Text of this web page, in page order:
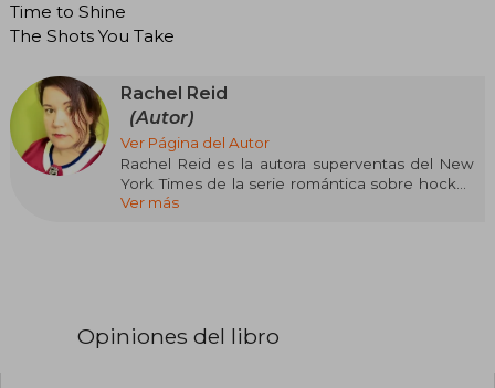
Time to Shine
The Shots You Take
Rachel Reid
(Autor)
Ver Página del Autor
Rachel Reid es la autora superventas del New
York Times de la serie romántica sobre hockey
Game Changers, así como de las novelas
Ver más
Opiniones del libro